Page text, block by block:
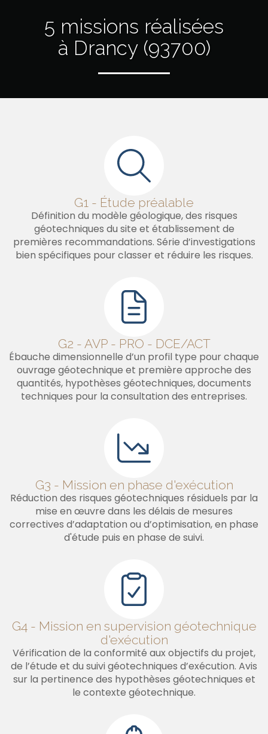
5 missions réalisées
à Drancy (93700)
G1 - Étude préalable
Définition du modèle géologique, des risques
géotechniques du site et établissement de
premières recommandations. Série d’investigations
bien spécifiques pour classer et réduire les risques.
G2 - AVP - PRO - DCE/ACT
Ébauche dimensionnelle d’un profil type pour chaque
ouvrage géotechnique et première approche des
quantités, hypothèses géotechniques, documents
techniques pour la consultation des entreprises.
G3 - Mission en phase d'exécution
Réduction des risques géotechniques résiduels par la
mise en œuvre dans les délais de mesures
correctives d’adaptation ou d’optimisation, en phase
d'étude puis en phase de suivi.
G4 - Mission en supervision géotechnique
d'exécution
Vérification de la conformité aux objectifs du projet,
de l’étude et du suivi géotechniques d’exécution. Avis
sur la pertinence des hypothèses géotechniques et
le contexte géotechnique.